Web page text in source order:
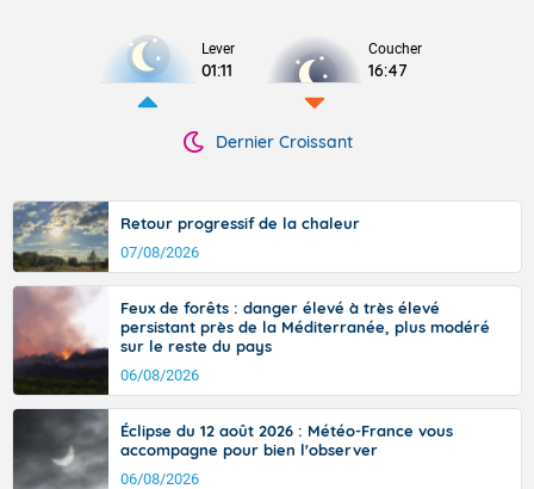
Lever
01:11
Coucher
16:47
Dernier Croissant
Retour progressif de la chaleur
07/08/2026
Feux de forêts : danger élevé à très élevé
persistant près de la Méditerranée, plus modéré
sur le reste du pays
06/08/2026
Éclipse du 12 août 2026 : Météo-France vous
accompagne pour bien l'observer
06/08/2026